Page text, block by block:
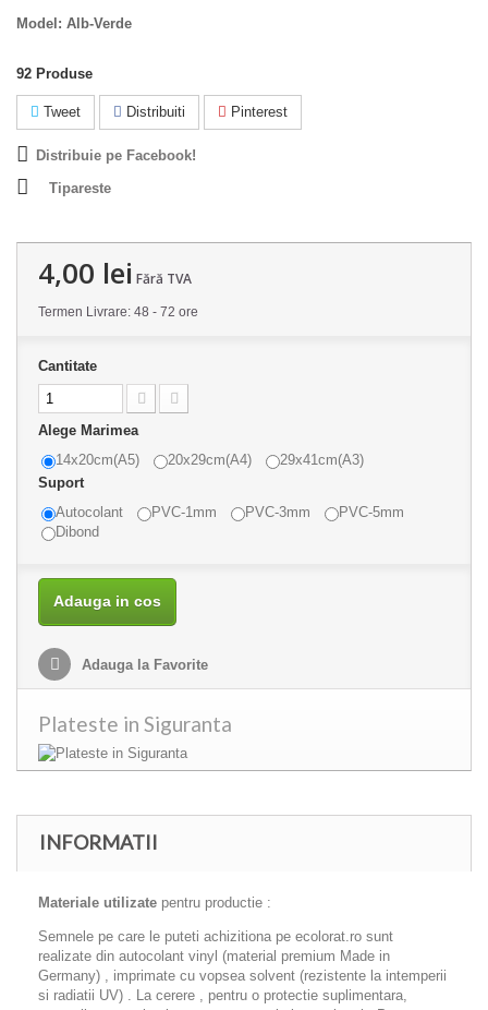
Model: Alb-Verde
92 Produse
Tweet Distribuiti Pinterest
Distribuie pe Facebook!
Tipareste
4,00 lei Fără TVA
Termen Livrare: 48 - 72 ore
Cantitate
Alege Marimea
14x20cm(A5)
20x29cm(A4)
29x41cm(A3)
Suport
Autocolant
PVC-1mm PVC-3mm
PVC-5mm
Dibond
Adauga in cos
Adauga la Favorite
Plateste in Siguranta
INFORMATII
Materiale utilizate pentru productie :
Semnele pe care le puteti achizitiona pe ecolorat.ro sunt
realizate din autocolant vinyl (material premium Made in
Germany) , imprimate cu vopsea solvent (rezistente la intemperii
si radiatii UV) . La cerere , pentru o protectie suplimentara,